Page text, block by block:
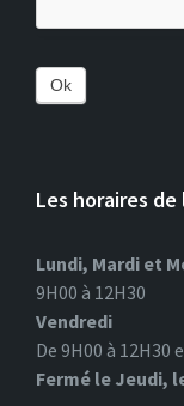
Ok
Les horaires de
Lundi, Mardi et
9H00 à 12H30
Vendredi
De 9H00 à 12H30
Fermé le Jeudi,